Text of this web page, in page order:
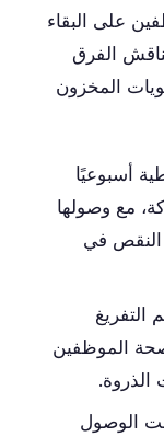
على البقاء
الفرق
المخزون
احتياطية أسبوعيًا
مع وصولها
النقص في
التفريغ
الموظفين
الذروة.
الوصول